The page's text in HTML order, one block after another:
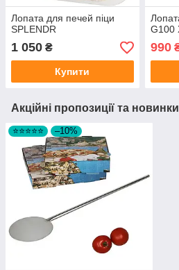
Лопата для печей піци
SPLENDR
1 050 ₴
Купити
G100
990
Акційні пропозиції та новинки
⭐⭐⭐⭐⭐ –10%